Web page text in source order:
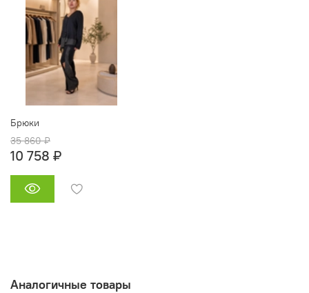
Брюки
35 860 ₽
10 758 ₽
Аналогичные товары